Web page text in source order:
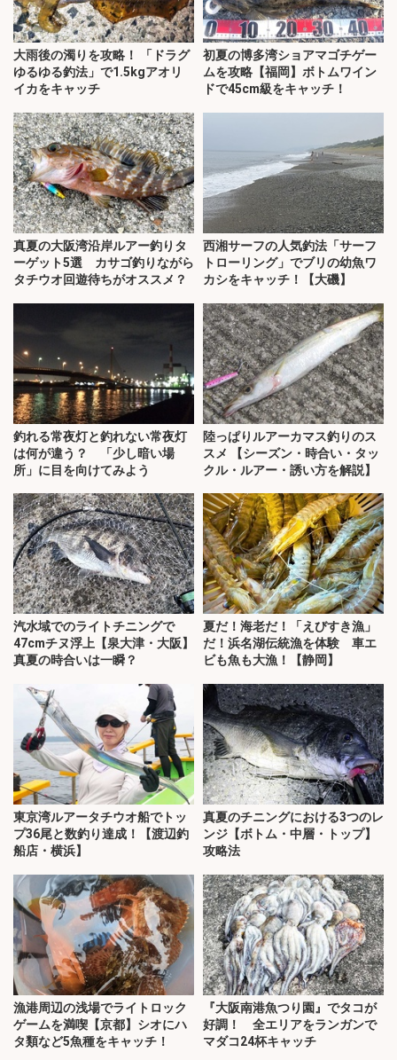
大雨後の濁りを攻略！ 「ドラグ
ゆるゆる釣法」で1.5kgアオリ
イカをキャッチ
初夏の博多湾ショアマゴチゲー
ムを攻略【福岡】ボトムワイン
ドで45cm級をキャッチ！
真夏の大阪湾沿岸ルアー釣りタ
ーゲット5選 カサゴ釣りながら
タチウオ回遊待ちがオススメ？
西湘サーフの人気釣法「サーフ
トローリング」でブリの幼魚ワ
カシをキャッチ！【大磯】
釣れる常夜灯と釣れない常夜灯
は何が違う？ 「少し暗い場
所」に目を向けてみよう
陸っぱりルアーカマス釣りのス
スメ 【シーズン・時合い・タッ
クル・ルアー・誘い方を解説】
汽水域でのライトチニングで
47cmチヌ浮上【泉大津・大阪】
真夏の時合いは一瞬？
夏だ！海老だ！「えびすき漁」
だ！浜名湖伝統漁を体験 車エ
ビも魚も大漁！【静岡】
東京湾ルアータチウオ船でトッ
プ36尾と数釣り達成！【渡辺釣
船店・横浜】
真夏のチニングにおける3つのレ
ンジ【ボトム・中層・トップ】
攻略法
漁港周辺の浅場でライトロック
ゲームを満喫【京都】シオにハ
タ類など5魚種をキャッチ！
『大阪南港魚つり園』でタコが
好調！ 全エリアをランガンで
マダコ24杯キャッチ